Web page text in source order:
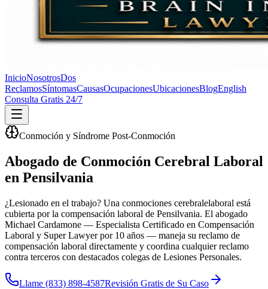
InicioNosotrosDos
ReclamosSíntomasCausasOcupacionesUbicacionesBlogEnglish
Consulta Gratis 24/7
Conmoción y Síndrome Post-Conmoción
Abogado de Conmoción Cerebral Laboral
en Pensilvania
¿Lesionado en el trabajo? Una conmociones cerebralelaboral está
cubierta por la compensación laboral de Pensilvania. El abogado
Michael Cardamone — Especialista Certificado en Compensación
Laboral y Super Lawyer por 10 años — maneja su reclamo de
compensación laboral directamente y coordina cualquier reclamo
contra terceros con destacados colegas de Lesiones Personales.
Llame (833) 898-4587Revisión Gratis de Su Caso